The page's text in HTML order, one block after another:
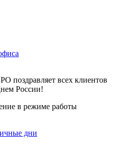
поздравляет всех клиентов
России!
в режиме работы
дни